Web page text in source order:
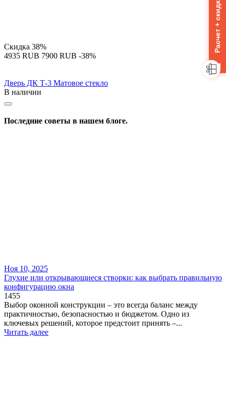
Скидка 38%
‍4935‍ RUB ‍7900‍ RUB -38%
Дверь ДК Т-3 Матовое стекло
В наличии
Последние советы в нашем блоге.
Ноя 10, 2025
Глухие или открывающиеся створки: как выбрать правильную
конфигурацию окна
1455
Выбор оконной конструкции – это всегда баланс между
практичностью, безопасностью и бюджетом. Одно из
ключевых решений, которое предстоит принять –...
Читать далее
Расчет + скидка 10%